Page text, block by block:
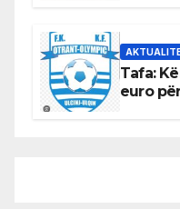
Tafa:
euro